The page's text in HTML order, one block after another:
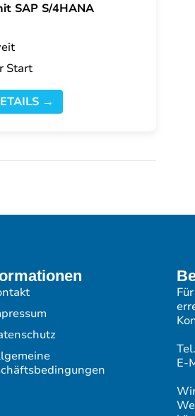
SAP S/4HANA
Start
→
E-